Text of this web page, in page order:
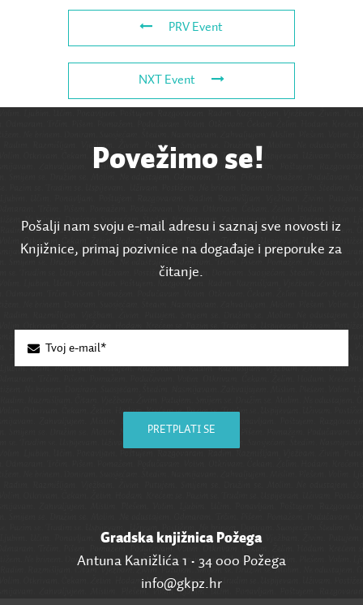
PRV Event
NXT Event
Povežimo se!
Pošalji nam svoju e-mail adresu i saznaj sve novosti iz
Knjižnice, primaj pozivnice na događaje i preporuke za
čitanje.
PRETPLATI SE
Gradska knjižnica Požega
Antuna Kanižlića 1 • 34 000 Požega
info@gkpz.hr